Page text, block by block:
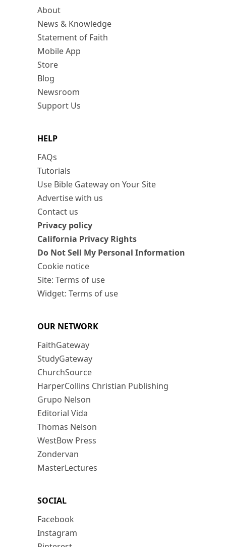
About
News & Knowledge
Statement of Faith
Mobile App
Store
Blog
Newsroom
Support Us
HELP
FAQs
Tutorials
Use Bible Gateway on Your Site
Advertise with us
Contact us
Privacy policy
California Privacy Rights
Do Not Sell My Personal Information
Cookie notice
Site: Terms of use
Widget: Terms of use
OUR NETWORK
FaithGateway
StudyGateway
ChurchSource
HarperCollins Christian Publishing
Grupo Nelson
Editorial Vida
Thomas Nelson
WestBow Press
Zondervan
MasterLectures
SOCIAL
Facebook
Instagram